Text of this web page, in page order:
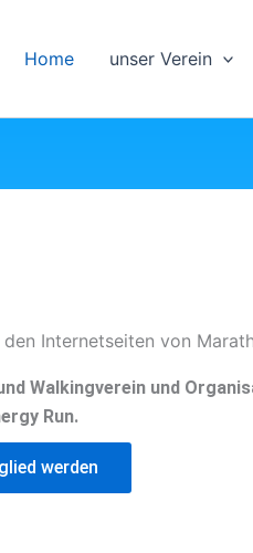
Home unser Verein
Internetseiten von
Walkingverein und
Run.
werden